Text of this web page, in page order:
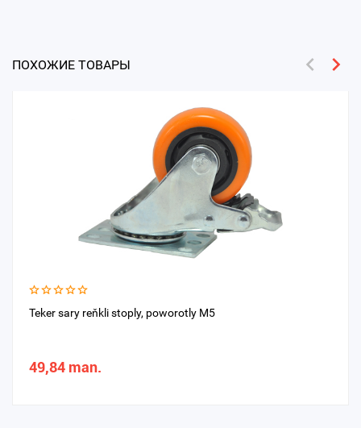
ПОХОЖИЕ ТОВАРЫ
Teker sary reňkli stoply, poworotly M5
49,84 man.